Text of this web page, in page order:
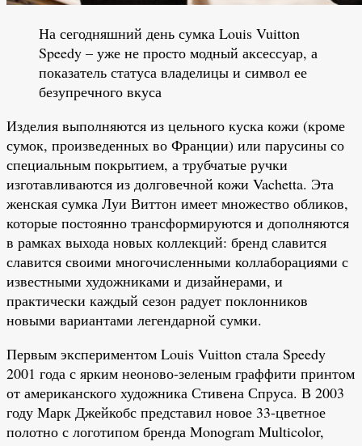
На сегодняшний день сумка Louis Vuitton
Speedy – уже не просто модный аксессуар, а
показатель статуса владелицы и символ ее
безупречного вкуса
Изделия выполняются из цельного куска кожи (кроме
сумок, произведенных во Франции) или парусины со
специальным покрытием, а трубчатые ручки
изготавливаются из долговечной кожи Vachetta. Эта
женская сумка Луи Виттон имеет множество обликов,
которые постоянно трансформируются и дополняются
в рамках выхода новых коллекций: бренд славится
славится своими многочисленными коллаборациями с
известными художниками и дизайнерами, и
практически каждый сезон радует поклонников
новыми вариантами легендарной сумки.
Первым экспериментом Louis Vuitton стала Speedy
2001 года с ярким неоново-зеленым граффити принтом
от американского художника Стивена Спруса. В 2003
году Марк Джейкобс представил новое 33-цветное
полотно с логотипом бренда Monogram Multicolor,